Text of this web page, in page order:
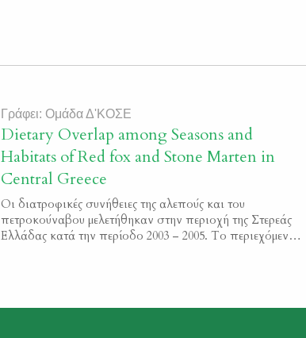
Γράφει: Ομάδα Δ'ΚΟΣΕ
Dietary Overlap among Seasons and
Habitats of Red fox and Stone Marten in
Central Greece
Οι διατροφικές συνήθειες της αλεπούς και του
πετροκούναβου μελετήθηκαν στην περιοχή της Στερεάς
Ελλάδας κατά την περίοδο 2003 – 2005. Το περιεχόμενο